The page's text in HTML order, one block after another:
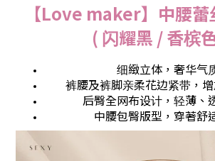
【Love maker】中腰
( 闪耀黑 / 香槟
细緻立体，奢华气
裤腰及裤脚亲柔花边紧带，
后臀全网布设计，轻薄、
中腰包臀版型，穿著舒